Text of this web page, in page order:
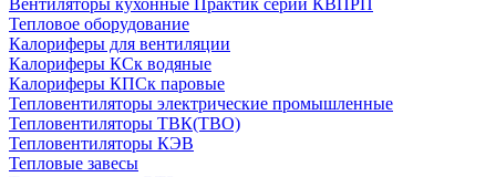
Вентиляторы кухонные Практик серии КВПРП
Тепловое оборудование
Калориферы для вентиляции
Калориферы КСк водяные
Калориферы КПСк паровые
Тепловентиляторы электрические промышленные
Тепловентиляторы ТВК(ТВО)
Тепловентиляторы КЭВ
Тепловые завесы